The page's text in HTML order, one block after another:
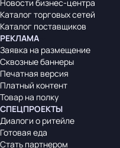
Новости бизнес-центра
Каталог торговых сетей
Каталог поставщиков
РЕКЛАМА
Заявка на размещение
Сквозные баннеры
Печатная версия
Платный контент
Товар на полку
СПЕЦПРОЕКТЫ
Диалоги о ритейле
Готовая еда
Стать партнером